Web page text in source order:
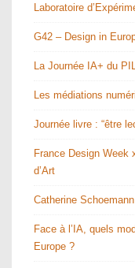
Laboratoire
G42 – Design in
La Journée IA+ du
Les médiations
Journée livre : “être
France Design Week
d’Art
Catherine
Face à l’IA, quels
Europe ?